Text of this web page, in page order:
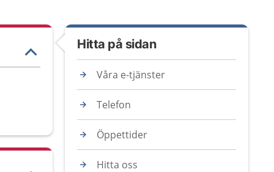
Hitta på sidan
Våra e-tjänster
Telefon
Öppettider
Hitta oss